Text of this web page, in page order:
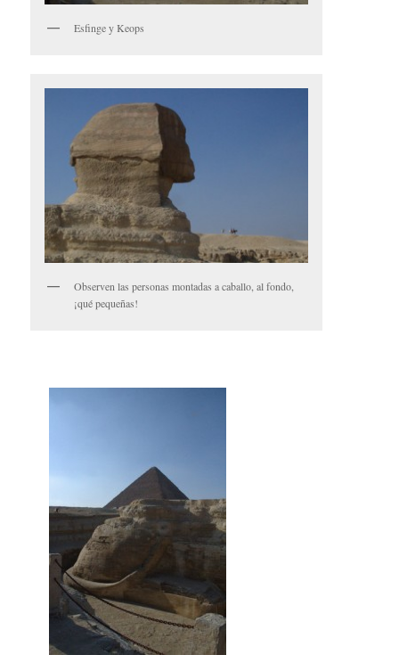
Esfinge y Keops
Observen las personas montadas a caballo, al fondo,
¡qué pequeñas!